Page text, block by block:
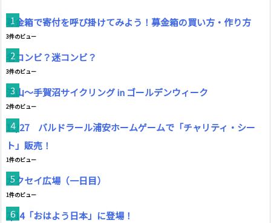
募金箱で寄付を呼び掛けてみよう！募金箱の買い方・作り方
3件のビュー
名コンビ？迷コンビ？
3件のビュー
流山～手賀沼サイクリング in ゴールデンウィーク
2件のビュー
11/27 バルドラール浦安ホームゲームで「チャリティ・シー
ト」販売！
1件のビュー
ガクセイ広場（一日目）
1件のビュー
2/14「おはよう日本」に登場！